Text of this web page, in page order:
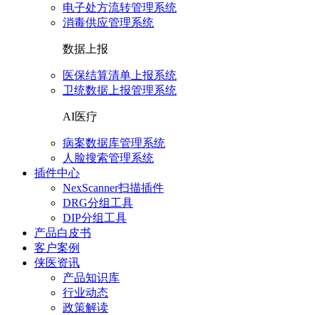
电子处方流转管理系统
消毒供应管理系统
数据上报
医保结算清单上报系统
卫统数据上报管理系统
AI医疗
病案数据库管理系统
人脸搜索管理系统
插件中心
NexScanner扫描插件
DRG分组工具
DIP分组工具
产品白皮书
客户案例
侠医资讯
产品知识库
行业动态
政策解读